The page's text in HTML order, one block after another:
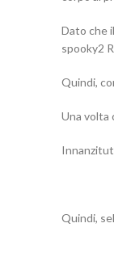
Dato che
spooky2
Quindi,
Una volta
Quindi,